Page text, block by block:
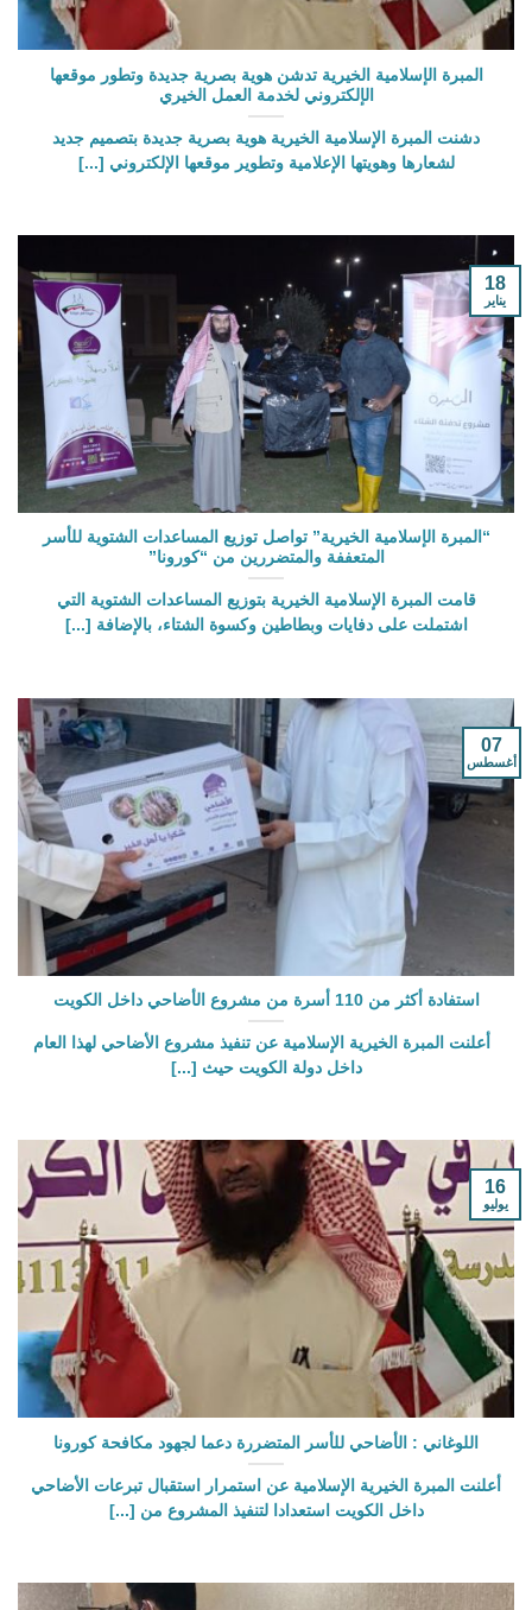
المبرة الإسلامية الخيرية تدشن هوية بصرية جديدة وتطور موقعها
الإلكتروني لخدمة العمل الخيري
دشنت المبرة الإسلامية الخيرية هوية بصرية جديدة بتصميم جديد
لشعارها وهويتها الإعلامية وتطوير موقعها الإلكتروني [...]
“المبرة الإسلامية الخيرية” تواصل توزيع المساعدات الشتوية للأسر
المتعففة والمتضررين من “كورونا”
قامت المبرة الإسلامية الخيرية بتوزيع المساعدات الشتوية التي
اشتملت على دفايات وبطاطين وكسوة الشتاء، بالإضافة [...]
18
يناير
استفادة أكثر من 110 أسرة من مشروع الأضاحي داخل الكويت
أعلنت المبرة الخيرية الإسلامية عن تنفيذ مشروع الأضاحي لهذا العام
داخل دولة الكويت حيث [...]
07
أغسطس
اللوغاني : الأضاحي للأسر المتضررة دعما لجهود مكافحة كورونا
أعلنت المبرة الخيرية الإسلامية عن استمرار استقبال تبرعات الأضاحي
داخل الكويت استعدادا لتنفيذ المشروع من [...]
16
يوليو